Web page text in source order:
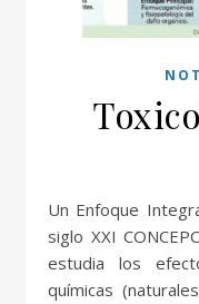
Un Enfoque Integrado y Dinámico: De Paracelso al
siglo XXI
estudia los
químicas